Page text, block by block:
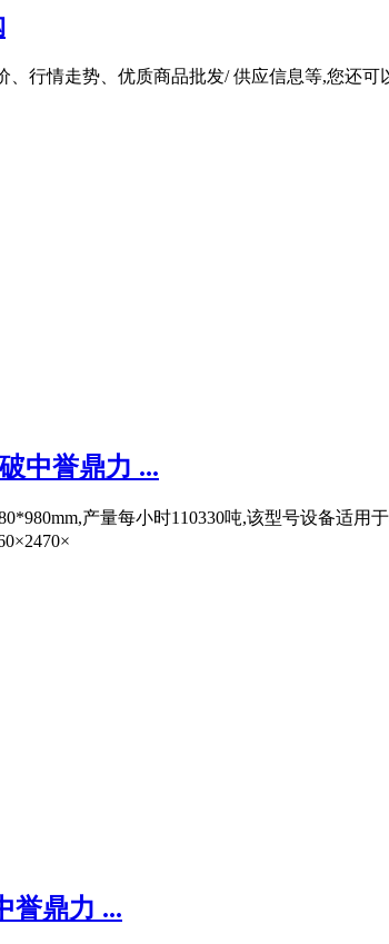
行情走势、优质商品批发/ 供应信息等,您还
中誉鼎力 ...
产量每小时110330吨,该型号设备适
誉鼎力 ...